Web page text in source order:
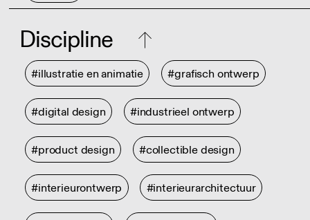
Discipline
#illustratie en animatie #grafisch ontwerp
#digital design #industrieel ontwerp
#product design #collectible design
#interieurontwerp #interieurarchitectuur